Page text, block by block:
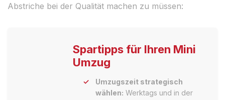
Abstriche bei der Qualität machen zu müssen:
Spartipps für Ihren Mini
Umzug
Umzugszeit strategisch
wählen: Werktags und in der